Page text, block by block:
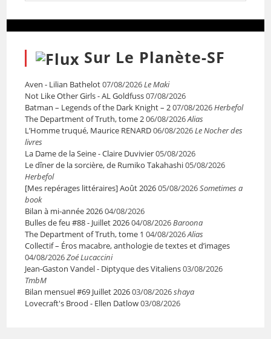
Sur Le Planète-SF
Aven - Lilian Bathelot07/08/2026Le Maki
Not Like Other Girls - AL Goldfuss07/08/2026
Batman – Legends of the Dark Knight – 207/08/2026Herbefol
The Department of Truth, tome 206/08/2026Alias
L’Homme truqué, Maurice RENARD06/08/2026Le Nocher des
livres
La Dame de la Seine - Claire Duvivier05/08/2026
Le dîner de la sorcière, de Rumiko Takahashi05/08/2026
Herbefol
[Mes repérages littéraires] Août 202605/08/2026Sometimes a
book
Bilan à mi-année 202604/08/2026
Bulles de feu #88 - Juillet 202604/08/2026Baroona
The Department of Truth, tome 1 04/08/2026Alias
Collectif – Éros macabre, anthologie de textes et d’images
04/08/2026Zoé Lucaccini
Jean-Gaston Vandel - Diptyque des Vitaliens03/08/2026
TmbM
Bilan mensuel #69 Juillet 202603/08/2026shaya
Lovecraft's Brood - Ellen Datlow03/08/2026